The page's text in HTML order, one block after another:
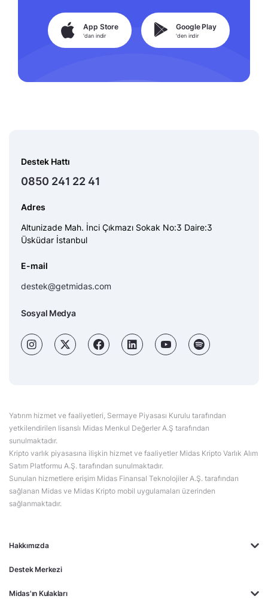
App Store
'dan indir
Google Play
'den indir
Hakkımızda
Destek Merkezi
Midas'ın Kulakları
Destek Hattı
0850 241 22 41
Adres
Altunizade Mah. İnci Çıkmazı Sokak No:3 Daire:3
Üsküdar İstanbul
E-mail
destek@getmidas.com
Sosyal Medya
Yatırım hizmet ve faaliyetleri, Sermaye Piyasası Kurulu tarafından
yetkilendirilen lisanslı Midas Menkul Değerler A.Ş tarafından
sunulmaktadır.
Kripto varlık piyasasına ilişkin hizmet ve faaliyetler Midas Kripto Varlık Alım
Satım Platformu A.Ş. tarafından sunulmaktadır.
Sunulan hizmetlere erişim Midas Finansal Teknolojiler A.Ş. tarafından
sağlanan Midas ve Midas Kripto mobil uygulamaları üzerinden
sağlanmaktadır.